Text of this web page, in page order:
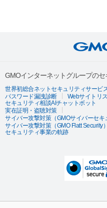
GMOインターネットグループの
世界初総合ネットセキュリティサービ
パスワード漏洩診断
Webサイトリ
セキュリティ相談AIチャットボット
実在証明・盗聴対策
サイバー攻撃対策（GMOサイバーセキ
サイバー攻撃対策（GMO Flatt Security）
セキュリティ事業の軌跡